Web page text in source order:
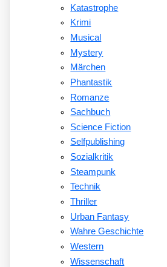
Katastrophe
Krimi
Musical
Mystery
Märchen
Phantastik
Romanze
Sachbuch
Science Fiction
Selfpublishing
Sozialkritik
Steampunk
Technik
Thriller
Urban Fantasy
Wahre Geschichte
Western
Wissenschaft